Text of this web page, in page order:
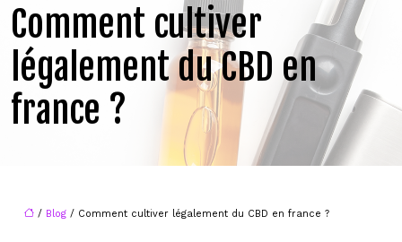
Comment cultiver
légalement du CBD en
france ?
/ Blog / Comment cultiver légalement du CBD en france ?